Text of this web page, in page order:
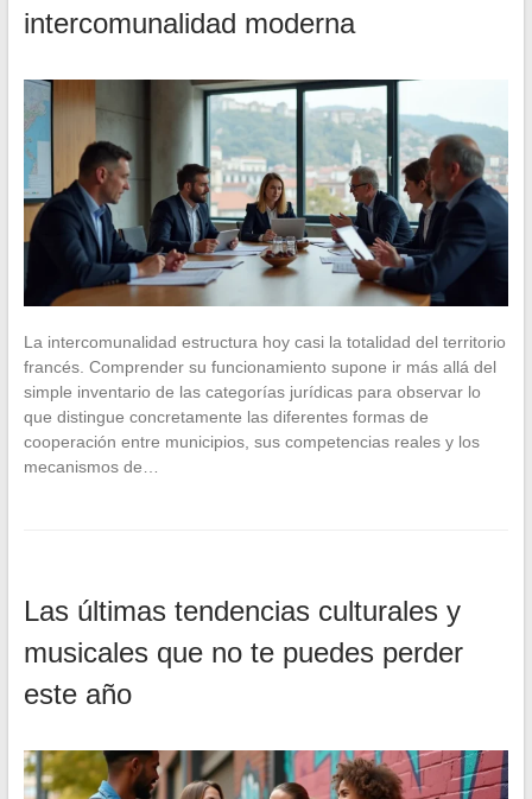
intercomunalidad moderna
La intercomunalidad estructura hoy casi la totalidad del territorio
francés. Comprender su funcionamiento supone ir más allá del
simple inventario de las categorías jurídicas para observar lo
que distingue concretamente las diferentes formas de
cooperación entre municipios, sus competencias reales y los
mecanismos de…
Las últimas tendencias culturales y
musicales que no te puedes perder
este año